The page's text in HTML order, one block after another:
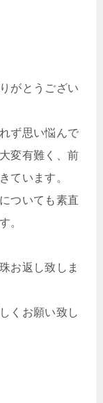
がとうござい
ず思い悩んで
変有難く、前
ています。
ついても素直
。
お返し致しま
くお願い致し